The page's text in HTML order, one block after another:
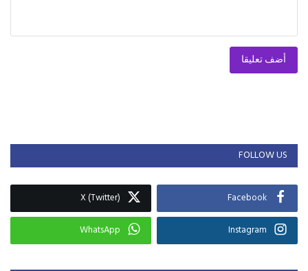
أضف تعليقا
FOLLOW US
Facebook
X (Twitter)
Instagram
WhatsApp